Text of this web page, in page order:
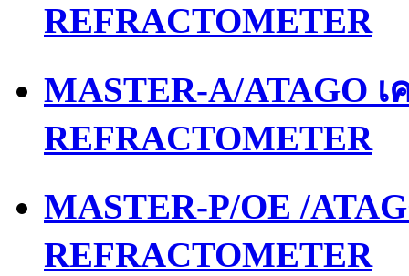
REFRACTOMETER
MASTER-A/ATAGO
REFRACTOMETER
MASTER-P/OE /
REFRACTOMETER